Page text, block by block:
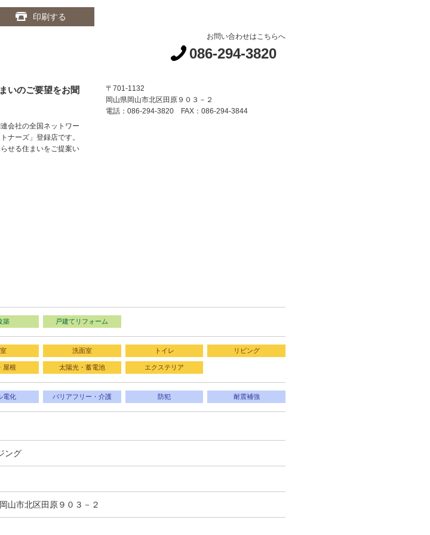
お問い合わせはこちらへ
086-294-3820
いのご要望をお聞
会社の全国ネットワー
ナーズ」登録店です。
せる住まいをご提案い
〒701-1132
岡山県岡山市北区田原９０３－２
電話：086-294-3820 FAX：086-294-3844
築 戸建てリフォーム
洗面室 トイレ リビング
屋根 太陽光・蓄電池 エクステリア
電化 バリアフリー・介護 防犯 耐震補強
ング
山市北区田原９０３－２
印刷する